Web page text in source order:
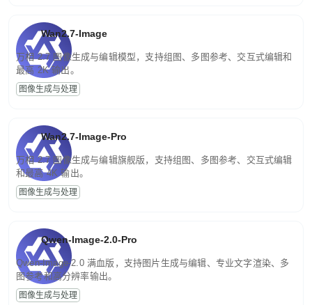
Wan2.7-Image
万相 2.7 图像生成与编辑模型，支持组图、多图参考、交互式编辑和
最高 2K 输出。
图像生成与处理
Wan2.7-Image-Pro
万相 2.7 图像生成与编辑旗舰版，支持组图、多图参考、交互式编辑
和最高 4K 输出。
图像生成与处理
Qwen-Image-2.0-Pro
Qwen-Image-2.0 满血版，支持图片生成与编辑、专业文字渲染、多
图参考和高分辨率输出。
图像生成与处理